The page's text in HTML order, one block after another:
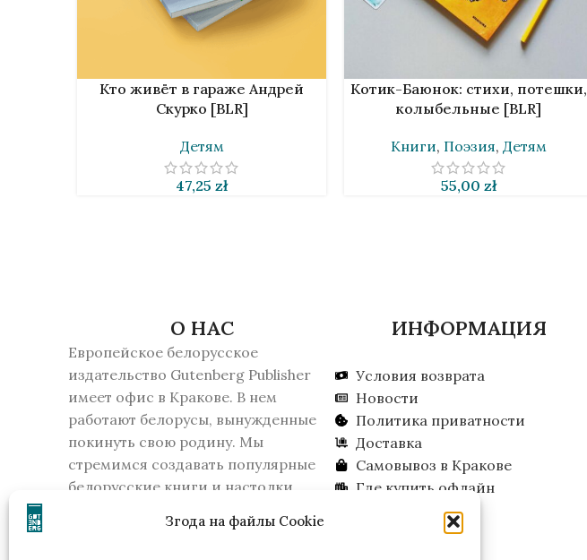
Згода на файлы Cookie
В КОРЗИНУ
Кто живёт в гараже Андрей
Скурко [BLR]
Детям
47,25 zł
В КОРЗИНУ
Котик-Баюнок: стихи, потешки,
колыбельные [BLR]
Книги, Поэзия, Детям
55,00 zł
О НАС
Европейское белорусское
издательство Gutenberg Publisher
имеет офис в Кракове. В нем
работают белорусы, вынужденные
покинуть свою родину. Мы
стремимся создавать популярные
белорусские книги и настолки.
признало издательство
ИНФОРМАЦИЯ
Условия возврата
Новости
Политика приватности
Доставка
Самовывоз в Кракове
Где купить офлайн
Ищем инвестора